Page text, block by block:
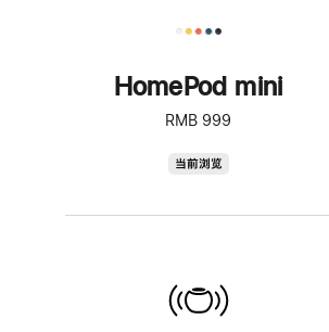
HomePod mini
RMB 999
当前浏览